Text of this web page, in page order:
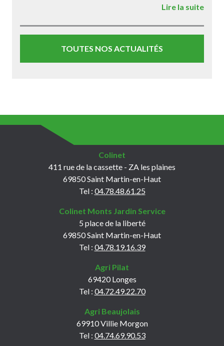
Lire la suite
TOUTES NOS ACTUALITÉS
Colinet
411 rue de la cassette - ZA les plaines
69850 Saint Martin-en-Haut
Tel : 04.78.48.61.25
Colinet Monts Jardin Service
5 place de la liberté
69850 Saint Martin-en-Haut
Tel : 04.78.19.16.39
Agri Pilat
69420 Longes
Tel : 04.72.49.22.70
Agri Beaujolais
69910 Villie Morgon
Tel : 04.74.69.90.53